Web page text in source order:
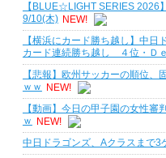
【BLUE☆LIGHT SERIES 2026
9/10(木) NEW!
【横浜にカード勝ち越し】中日
カード連続勝ち越し ４位・Ｄ
【悲報】欧州サッカーの順位、
ｗｗ NEW!
【動画】今日の甲子園の女性審
ｗ NEW!
中日ドラゴンズ、Aクラスまで